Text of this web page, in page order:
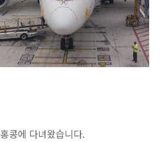
홍콩에 다녀왔습니다.